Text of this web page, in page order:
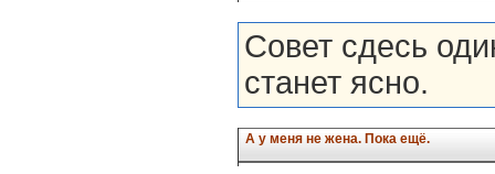
Совет сдесь
станет ясно.
А у меня не жена. Пока ещё.